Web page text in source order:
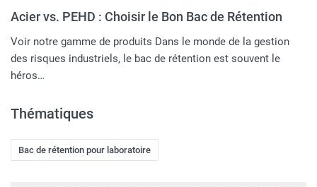
Acier vs. PEHD : Choisir le Bon Bac de Rétention
Voir notre gamme de produits Dans le monde de la gestion
des risques industriels, le bac de rétention est souvent le
héros…
Thématiques
Bac de rétention pour laboratoire